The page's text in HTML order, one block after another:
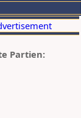
Partien: